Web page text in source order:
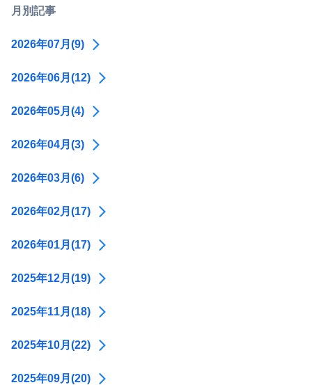
月別記事
2026年07月(9)
2026年06月(12)
2026年05月(4)
2026年04月(3)
2026年03月(6)
2026年02月(17)
2026年01月(17)
2025年12月(19)
2025年11月(18)
2025年10月(22)
2025年09月(20)